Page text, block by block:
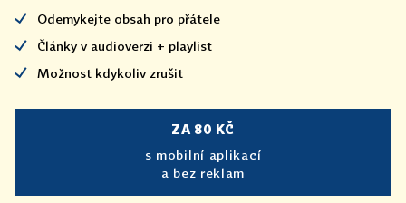
Odemykejte obsah pro přátele
Články v audioverzi + playlist
Možnost kdykoliv zrušit
ZA 80 KČ
s mobilní aplikací
a bez reklam